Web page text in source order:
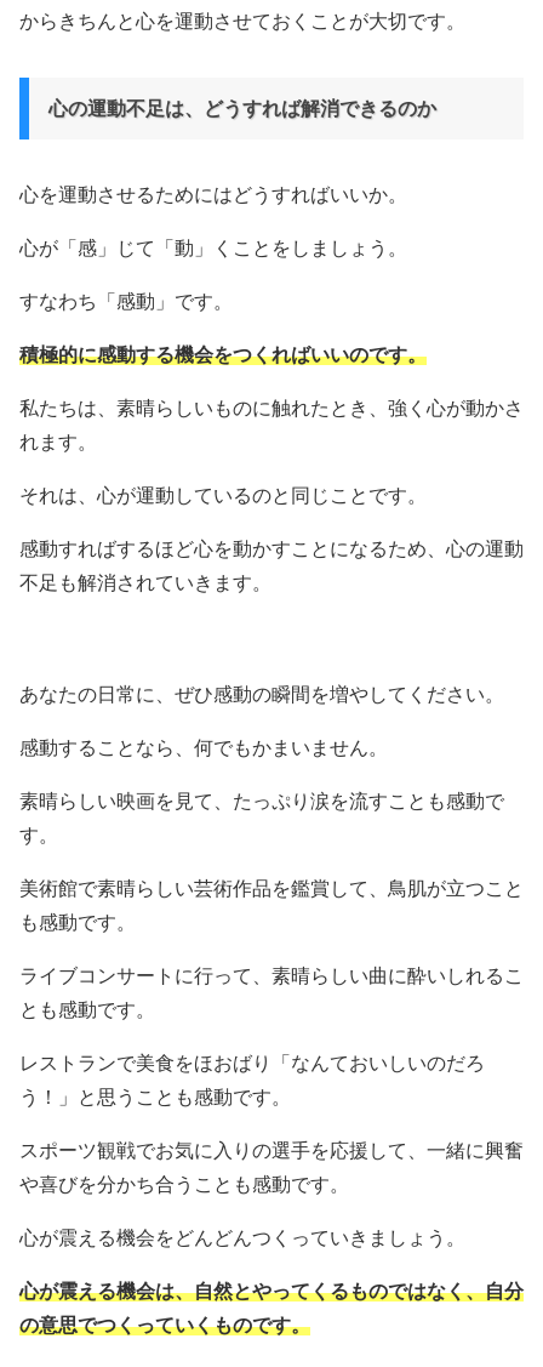
からきちんと心を運動させておくことが大切です。
心の運動不足は、どうすれば解消できるのか
心を運動させるためにはどうすればいいか。
心が「感」じて「動」くことをしましょう。
すなわち「感動」です。
積極的に感動する機会をつくればいいのです。
私たちは、素晴らしいものに触れたとき、強く心が動かさ
れます。
それは、心が運動しているのと同じことです。
感動すればするほど心を動かすことになるため、心の運動
不足も解消されていきます。
あなたの日常に、ぜひ感動の瞬間を増やしてください。
感動することなら、何でもかまいません。
素晴らしい映画を見て、たっぷり涙を流すことも感動で
す。
美術館で素晴らしい芸術作品を鑑賞して、鳥肌が立つこと
も感動です。
ライブコンサートに行って、素晴らしい曲に酔いしれるこ
とも感動です。
レストランで美食をほおばり「なんておいしいのだろ
う！」と思うことも感動です。
スポーツ観戦でお気に入りの選手を応援して、一緒に興奮
や喜びを分かち合うことも感動です。
心が震える機会をどんどんつくっていきましょう。
心が震える機会は、自然とやってくるものではなく、自分
の意思でつくっていくものです。